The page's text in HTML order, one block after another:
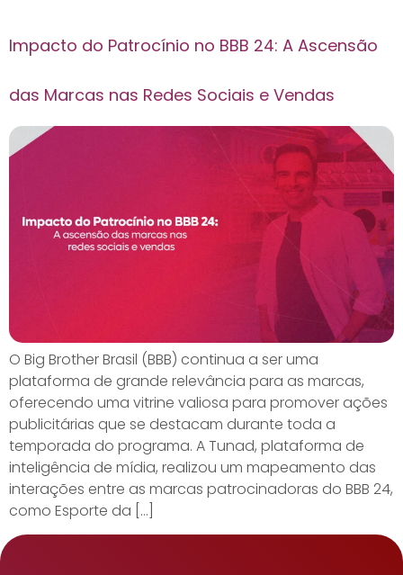
Impacto do Patrocínio no BBB 24: A Ascensão
das Marcas nas Redes Sociais e Vendas
O Big Brother Brasil (BBB) continua a ser uma
plataforma de grande relevância para as marcas,
oferecendo uma vitrine valiosa para promover ações
publicitárias que se destacam durante toda a
temporada do programa. A Tunad, plataforma de
inteligência de mídia, realizou um mapeamento das
interações entre as marcas patrocinadoras do BBB 24,
como Esporte da […]